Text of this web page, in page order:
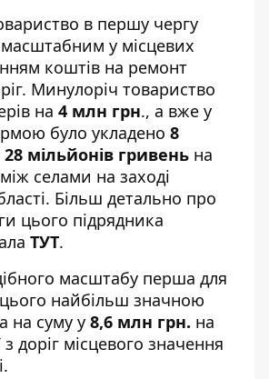
в першу чергу
масштабним у місцевих
коштів на ремонт
Минулоріч товариство
на 4 млн грн., а вже у
було укладено 8
мільйонів гривень на
селами на заході
Більш детально про
цього підрядника
ТУТ.
масштабу перша для
найбільш значною
на суму у 8,6 млн грн. на
з доріг місцевого значення